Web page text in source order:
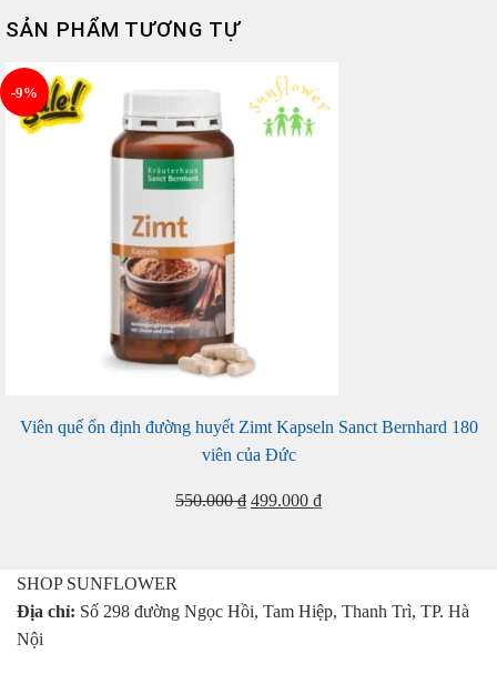
SẢN PHẨM TƯƠNG TỰ
-9%
Viên quế ổn định đường huyết Zimt Kapseln Sanct Bernhard 180
viên của Đức
550.000₫ Giá
499.000 ₫Giá
499.000 ₫.
SHOP SUNFLOWER
Địa chỉ: Số 298 đường Ngọc Hồi, Tam Hiệp, Thanh Trì, TP. Hà
Nội